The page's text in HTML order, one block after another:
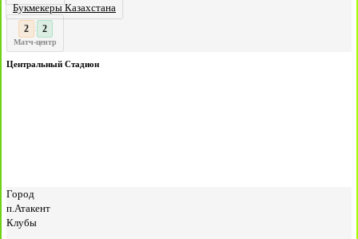
Букмекеры Казахстана
3 :
3
Матч-центр
Центральный Стадион
Город
п.Атакент
Клубы